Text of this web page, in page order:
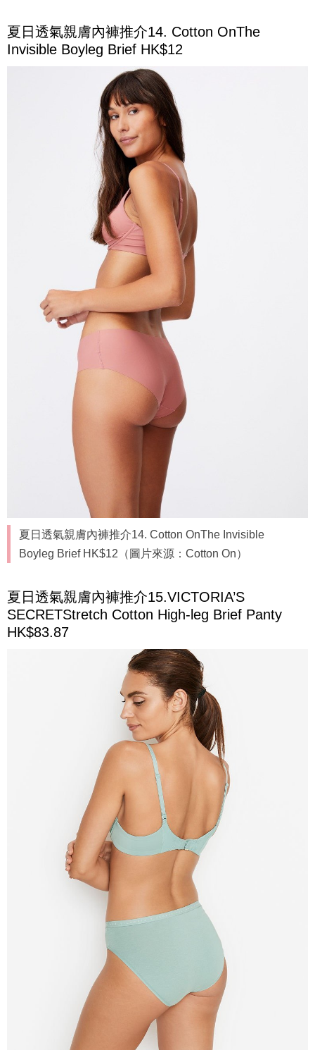
夏日透氣親膚內褲推介14. Cotton OnThe
Invisible Boyleg Brief HK$12
夏日透氣親膚內褲推介14. Cotton OnThe Invisible
Boyleg Brief HK$12（圖片來源：Cotton On）
夏日透氣親膚內褲推介15.VICTORIA’S
SECRETStretch Cotton High-leg Brief Panty
HK$83.87